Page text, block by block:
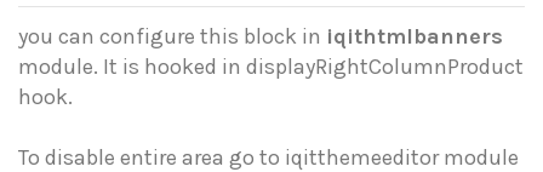
you can configure this block in iqithtmlbanners
module. It is hooked in displayRightColumnProduct
hook.
To disable entire area go to iqitthemeeditor module